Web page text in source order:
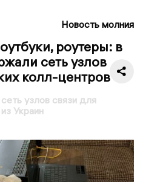
Новость молния
роутеры: в
сеть узлов
колл-центров
узлов связи для
Украин